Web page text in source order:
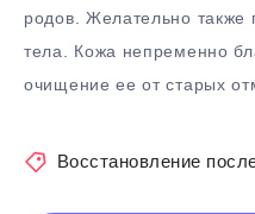
родов. Желательно также
тела. Кожа непременно
очищение ее от старых
Восстановление